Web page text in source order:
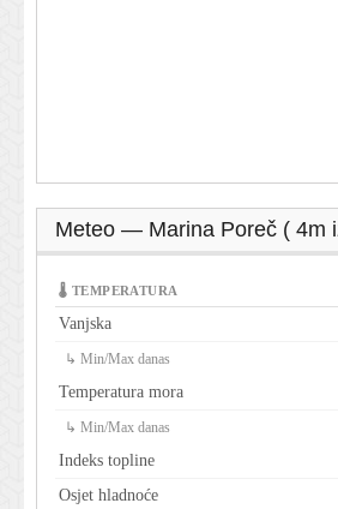
Meteo — Marina Poreč ( 4m
🌡 TEMPERATURA
Vanjska
↳ Min/Max danas
Temperatura mora
↳ Min/Max danas
Indeks topline
Osjet hladnoće